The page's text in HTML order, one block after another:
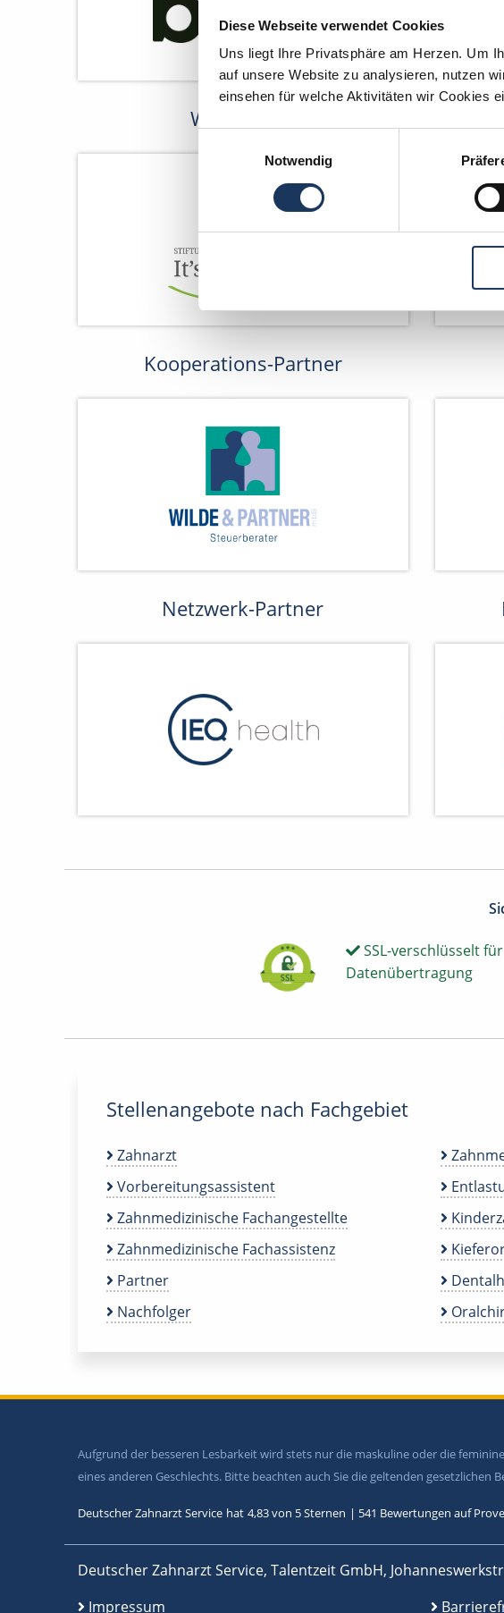
Diese Webseite verwendet Cookies
Uns liegt Ihre Privatsphäre am Herzen. Um
auf unsere Website zu analysieren, nutzen
einsehen für welche Aktivitäten wir Cookies
Notwendig
Wir fördern
Kooperations-Partner
Netzwerk-Partner
SSL-verschlüsselt
Datenübertragung
Stellenangebote nach Fachgebiet
Zahnarzt
Vorbereitungsassistent
Zahnmedizinische Fachangestellte
Zahnmedizinische Fachassistenz
Partner
Nachfolger
Aufgrund der besseren Lesbarkeit wird stets nur die maskuline oder die
eines anderen Geschlechts. Bitte beachten auch Sie die geltenden gesetzlichen
Deutscher Zahnarzt Service hat 4,83von 5Sternen | 541 Bewertungen auf
Deutscher Zahnarzt Service, Talentzeit GmbH,
Impressum